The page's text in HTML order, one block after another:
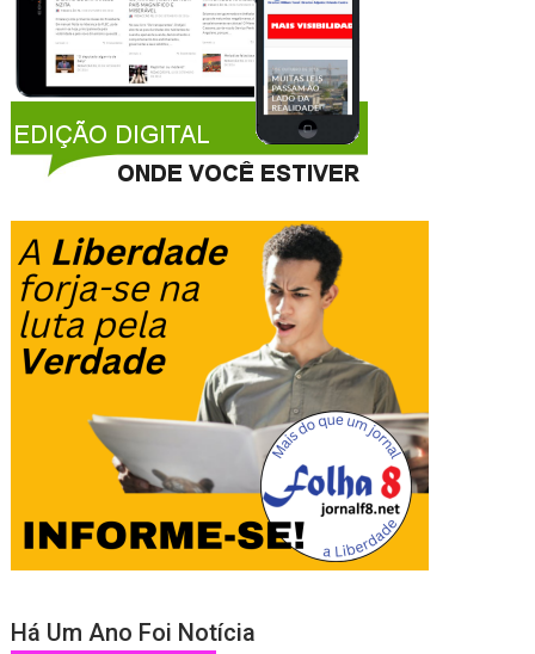
Há Um Ano Foi Notícia